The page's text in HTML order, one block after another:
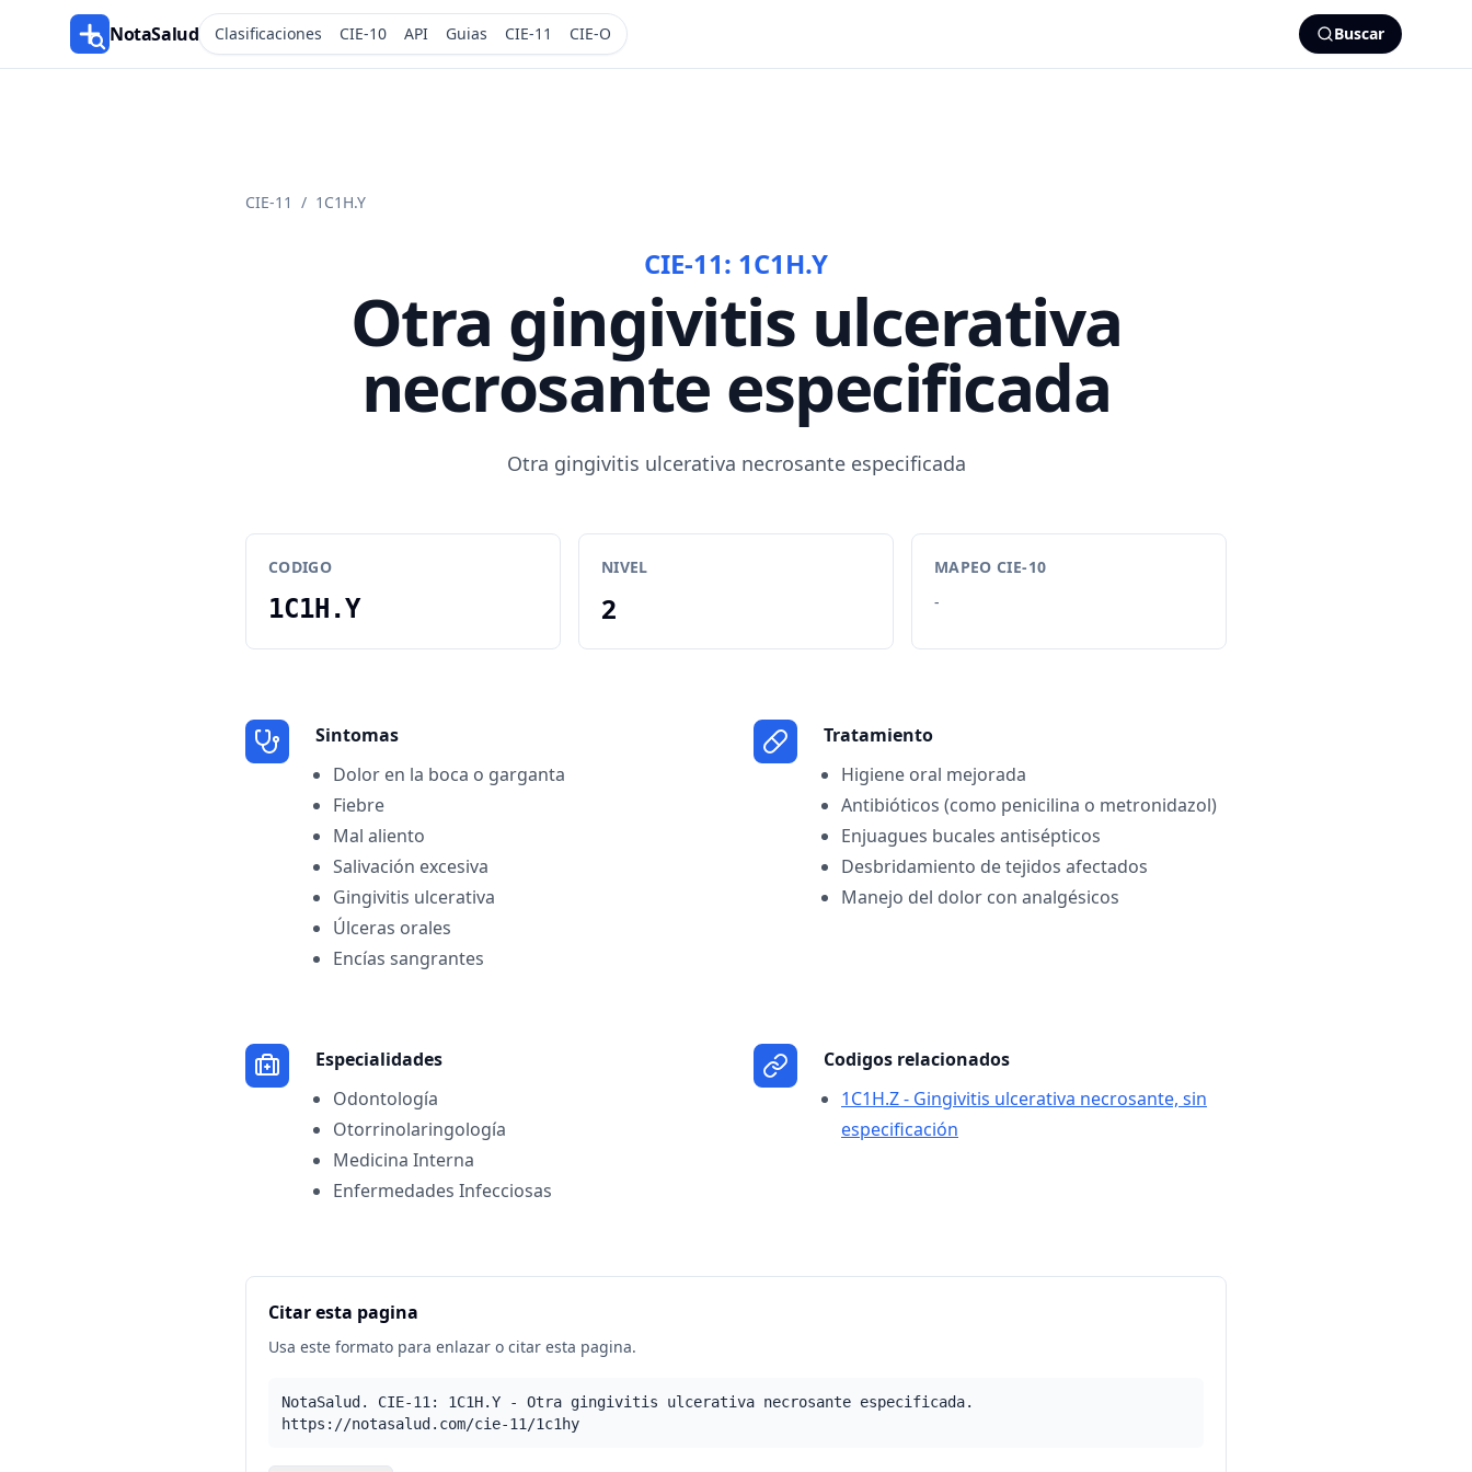
NotaSalud Clasificaciones CIE-10 API Guias CIE-11 CIE-O Buscar
CIE-11 / 1C1H.Y
CIE-11: 1C1H.Y
Otra gingivitis ulcerativa
necrosante especificada
Otra gingivitis ulcerativa necrosante especificada
CODIGO
1C1H.Y
NIVEL
2
MAPEO CIE-10
-
Sintomas
Dolor en la boca o garganta
Fiebre
Mal aliento
Salivación excesiva
Gingivitis ulcerativa
Úlceras orales
Encías sangrantes
Tratamiento
Higiene oral mejorada
Antibióticos (como penicilina o metronidazol)
Enjuagues bucales antisépticos
Desbridamiento de tejidos afectados
Manejo del dolor con analgésicos
Especialidades
Odontología
Otorrinolaringología
Medicina Interna
Enfermedades Infecciosas
Codigos relacionados
1C1H.Z - Gingivitis ulcerativa necrosante, sin
especificación
Citar esta pagina
Usa este formato para enlazar o citar esta pagina.
NotaSalud. CIE-11: 1C1H.Y - Otra gingivitis ulcerativa necrosante especificada.
https://notasalud.com/cie-11/1c1hy